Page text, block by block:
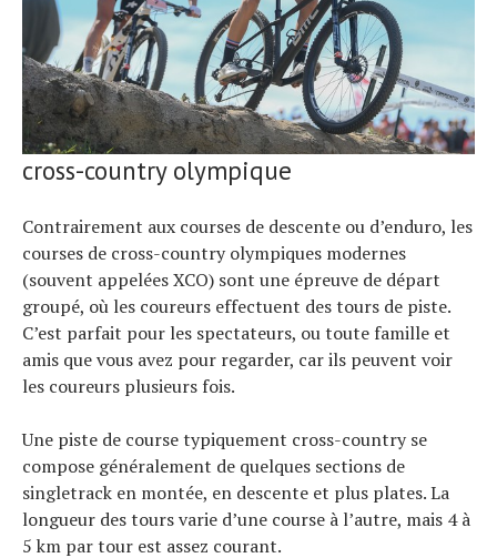
cross-country olympique
Contrairement aux courses de descente ou d’enduro, les
courses de cross-country olympiques modernes
(souvent appelées XCO) sont une épreuve de départ
groupé, où les coureurs effectuent des tours de piste.
C’est parfait pour les spectateurs, ou toute famille et
amis que vous avez pour regarder, car ils peuvent voir
les coureurs plusieurs fois.
Une piste de course typiquement cross-country se
compose généralement de quelques sections de
singletrack en montée, en descente et plus plates. La
longueur des tours varie d’une course à l’autre, mais 4 à
5 km par tour est assez courant.